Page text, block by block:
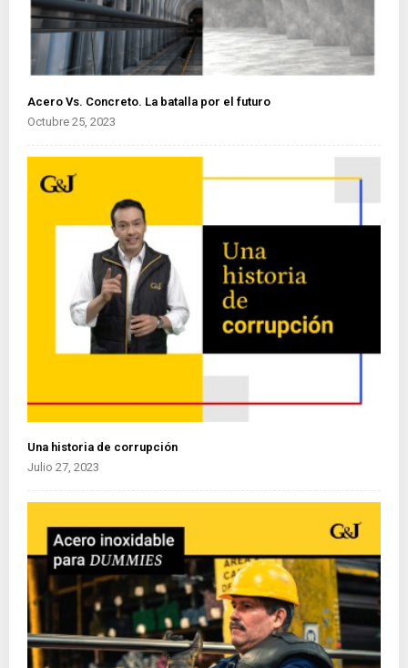
Acero Vs. Concreto. La batalla por el futuro
Octubre 25, 2023
Una historia de corrupción
Julio 27, 2023